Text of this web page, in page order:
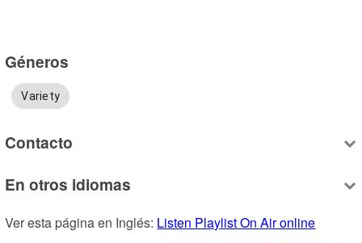
Géneros
Variety
Contacto
En otros idiomas
Ver esta página en Inglés: Listen Playlist On Air online